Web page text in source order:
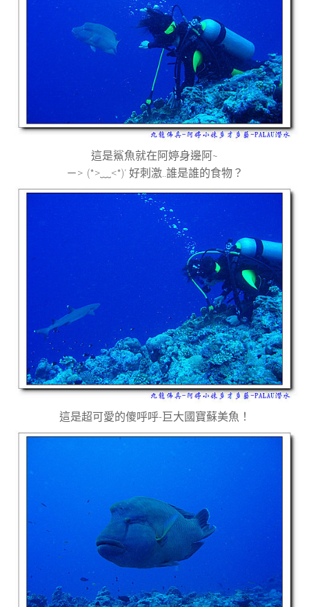
這是鯊魚就在阿婷身邊阿~
－> (*>﹏ <*)′ 好刺激..誰是誰的食物？
這是超可愛的傻呼呼-巨大國寶蘇美魚！